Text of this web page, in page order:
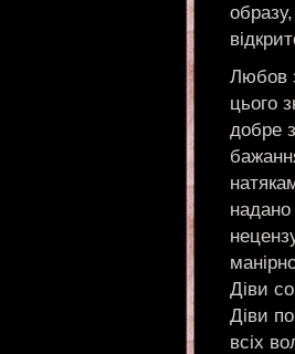
Любов
цього
добре
Діви
Діви
всіх